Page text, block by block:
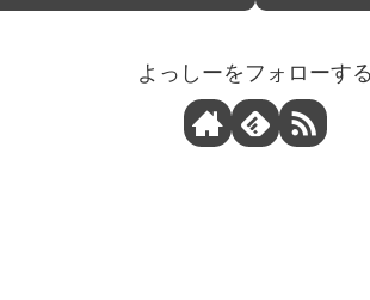
よっしーをフォローする